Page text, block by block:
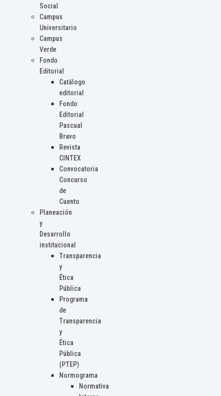
Social
Campus
Universitario
Campus
Verde
Fondo
Editorial
Catálogo
editorial
Fondo
Editorial
Pascual
Bravo
Revista
CINTEX
Convocatoria
Concurso
de
Cuento
Planeación
y
Desarrollo
institucional
Transparencia
y
Ética
Pública
Programa
de
Transparencia
y
Ética
Pública
(PTEP)
Normograma
Normativa